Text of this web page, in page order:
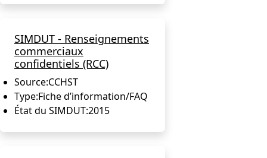
SIMDUT - Renseignements
commerciaux
confidentiels (RCC)
Source:CCHST
Type:Fiche d’information/FAQ
État du SIMDUT:2015